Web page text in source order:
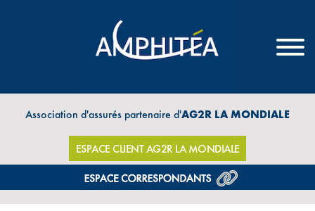
Association d'assurés partenaire d'AG2R LA MONDIALE
ESPACE CLIENT AG2R LA MONDIALE